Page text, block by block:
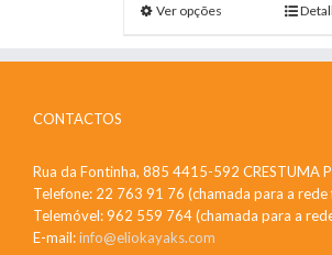
Ver opções
CONTACTOS
Rua da Fontinha, 885 4415-592 CRESTUMA
Telefone: 22 763 91 76 (chamada para a rede
Telemóvel: 962 559 764 (chamada para a
E-mail:info@eliokayaks.com